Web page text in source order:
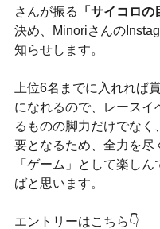
さんが振る
「サイコロの
決め、Minoriさんの
知らせします。
上位6名までに入れれば
になれるので、レースイ
るものの脚力だけでなく
要となるため、全力を尽
「ゲーム」として楽し
ばと思います。
エントリーはこちら👇